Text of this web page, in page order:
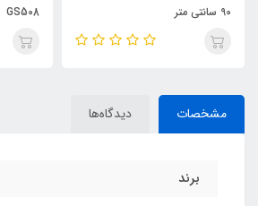
90 سانتی متر
GS508
مشخصات دیدگاه‌ها
برند